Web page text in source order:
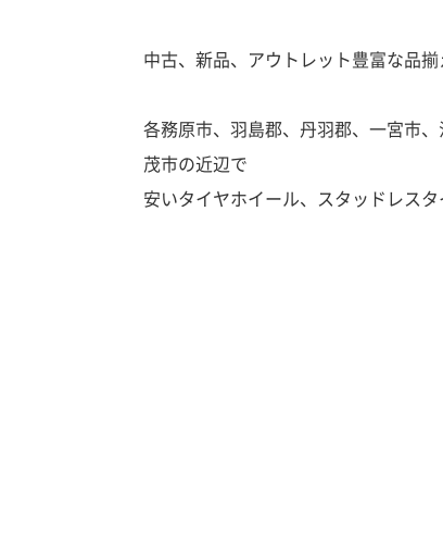
中古、新品、アウトレット豊富な品揃
各務原市、羽島郡、丹羽郡、一宮市
茂市の近辺で
安いタイヤホイール、スタッドレス